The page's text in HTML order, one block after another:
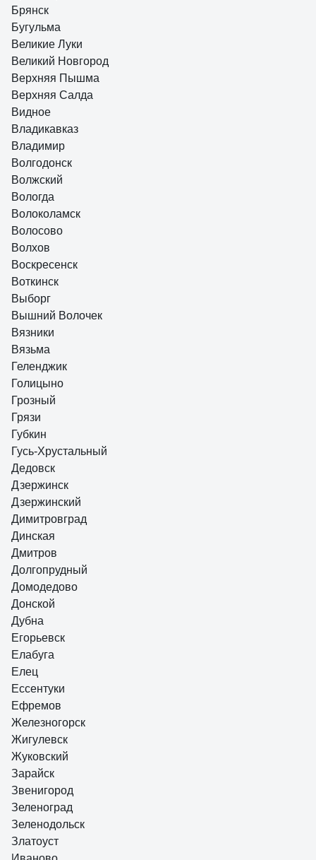
Брянск
Бугульма
Великие Луки
Великий Новгород
Верхняя Пышма
Верхняя Салда
Видное
Владикавказ
Владимир
Волгодонск
Волжский
Вологда
Волоколамск
Волосово
Волхов
Воскресенск
Воткинск
Выборг
Вышний Волочек
Вязники
Вязьма
Геленджик
Голицыно
Грозный
Грязи
Губкин
Гусь-Хрустальный
Дедовск
Дзержинск
Дзержинский
Димитровград
Динская
Дмитров
Долгопрудный
Домодедово
Донской
Дубна
Егорьевск
Елабуга
Елец
Ессентуки
Ефремов
Железногорск
Жигулевск
Жуковский
Зарайск
Звенигород
Зеленоград
Зеленодольск
Златоуст